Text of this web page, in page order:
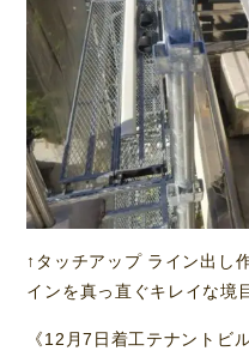
↑タッチアップ ライン出し
インを真っ直ぐキレイな境
《12月7日着工テナントビ